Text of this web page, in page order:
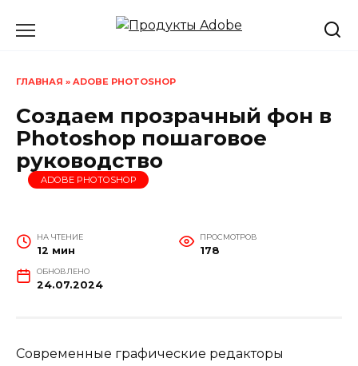
ГЛАВНАЯ » ADOBE PHOTOSHOP
Создаем прозрачный фон в
Photoshop пошаговое
руководство
ADOBE PHOTOSHOP
НА ЧТЕНИЕ
12 мин
ПРОСМОТРОВ
178
ОБНОВЛЕНО
24.07.2024
Современные графические редакторы